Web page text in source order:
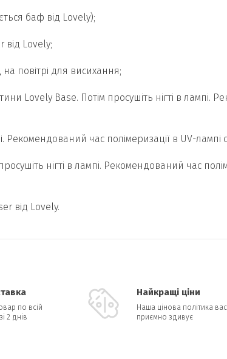
баф від Lovely);
від Lovely;
повітрі для висихання;
Lovely Base. Потім просушіть нігті в лампі.
Рекомендований час полімеризації в UV-
нігті в лампі. Рекомендований час
від Lovely.
по всій
2 днів
Найкращі ціни
Наша цінова політика вас
приємно здивує